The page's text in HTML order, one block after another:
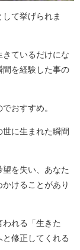
て挙げられま
きているだけにな
を経験した事の
おすすめ。
世に生まれた瞬間
を失い、あなた
けることがあり
れる「生きた
修正してくれる